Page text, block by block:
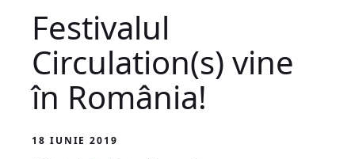
Festivalul
Circulation(s) vine
în România!
18 IUNIE 2019